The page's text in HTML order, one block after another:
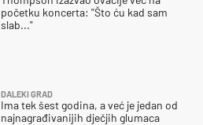
početku koncerta: "Što ću kad sam
slab..."
DALEKI GRAD
Ima tek šest godina, a već je jedan od
najnagrađivanijih dječjih glumaca